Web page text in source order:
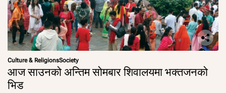
Culture & ReligionsSociety
आज साउनको अन्तिम सोमबार शिवालयमा भक्तजनको
भिड